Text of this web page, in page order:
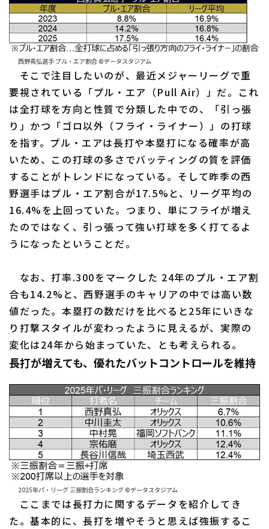
西野真弘選手 プル・エア割合 ©データスタジアム
そこで注目したいのが、最近メジャーリーグで重
要視されている「プル・エア（Pull Air）」だ。これ
は全打球を方向と性質で分類した中での、「引っ張
り」かつ「ゴロ以外（フライ・ライナー）」の打球
を指す。プル・エアは長打や本塁打になる確率が高
いため、この打球の多さでバッティングの質を評価
することがトレンドになっている。そして昨季の西
野選手はプル・エア割合が17.5%と、リーグ平均の
16.4%を上回っていた。つまり、単にフライが増え
たのではなく、引っ張って強い打球を多く打てるよ
うになったということだ。
なお、打率.300をマークした 24年のプル・エア割
合も14.2%と、西野選手のキャリアの中では高い数
値だった。本塁打の数だけを比べると25年にいきな
り打撃スタイルが変わったように見えるが、実際の
変化は24年から始まっていた、とも考えられる。
長打が増えても、優れたバットコントロールを維持
2025年パ・リーグ 三振割合ランキング ©データスタジアム
ここまでは長打力に関するデータを紹介してき
た。基本的に、長打を増やそうと思えば強振するこ